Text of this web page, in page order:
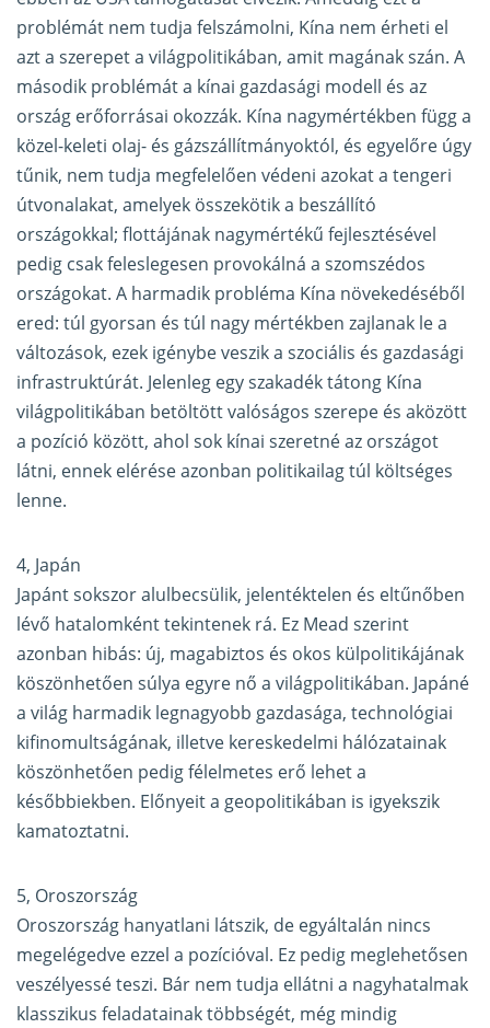
problémát nem tudja felszámolni, Kína nem érheti el
azt a szerepet a világpolitikában, amit magának szán. A
második problémát a kínai gazdasági modell és az
ország erőforrásai okozzák. Kína nagymértékben függ a
közel-keleti olaj- és gázszállítmányoktól, és egyelőre úgy
tűnik, nem tudja megfelelően védeni azokat a tengeri
útvonalakat, amelyek összekötik a beszállító
országokkal; flottájának nagymértékű fejlesztésével
pedig csak feleslegesen provokálná a szomszédos
országokat. A harmadik probléma Kína növekedéséből
ered: túl gyorsan és túl nagy mértékben zajlanak le a
változások, ezek igénybe veszik a szociális és gazdasági
infrastruktúrát. Jelenleg egy szakadék tátong Kína
világpolitikában betöltött valóságos szerepe és aközött
a pozíció között, ahol sok kínai szeretné az országot
látni, ennek elérése azonban politikailag túl költséges
lenne.
4, Japán
Japánt sokszor alulbecsülik, jelentéktelen és eltűnőben
lévő hatalomként tekintenek rá. Ez Mead szerint
azonban hibás: új, magabiztos és okos külpolitikájának
köszönhetően súlya egyre nő a világpolitikában. Japáné
a világ harmadik legnagyobb gazdasága, technológiai
kifinomultságának, illetve kereskedelmi hálózatainak
köszönhetően pedig félelmetes erő lehet a
későbbiekben. Előnyeit a geopolitikában is igyekszik
kamatoztatni.
5, Oroszország
Oroszország hanyatlani látszik, de egyáltalán nincs
megelégedve ezzel a pozícióval. Ez pedig meglehetősen
veszélyessé teszi. Bár nem tudja ellátni a nagyhatalmak
klasszikus feladatainak többségét, még mindig